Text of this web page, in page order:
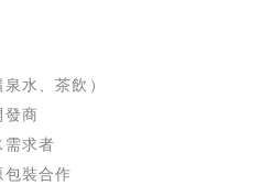
水、茶飲）
發商
求者
裝合作